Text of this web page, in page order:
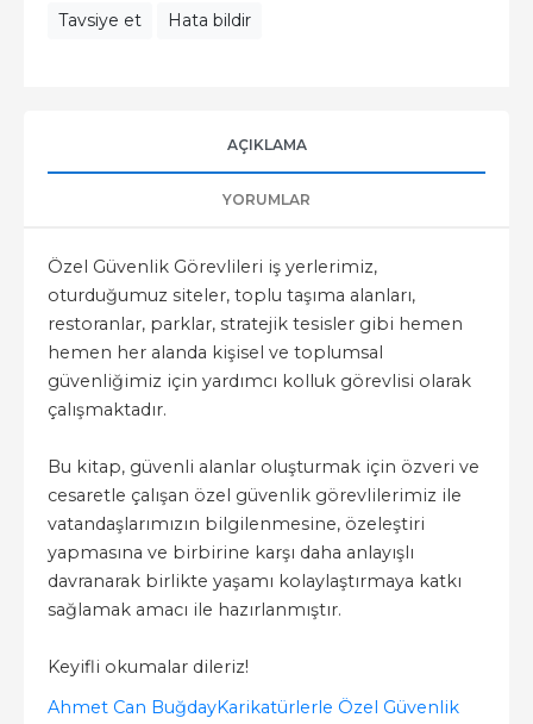
Tavsiye et Hata bildir
AÇIKLAMA
YORUMLAR
Özel Güvenlik Görevlileri iş yerlerimiz,
oturduğumuz siteler, toplu taşıma alanları,
restoranlar, parklar, stratejik tesisler gibi hemen
hemen her alanda kişisel ve toplumsal
güvenliğimiz için yardımcı kolluk görevlisi olarak
çalışmaktadır.
Bu kitap, güvenli alanlar oluşturmak için özveri ve
cesaretle çalışan özel güvenlik görevlilerimiz ile
vatandaşlarımızın bilgilenmesine, özeleştiri
yapmasına ve birbirine karşı daha anlayışlı
davranarak birlikte yaşamı kolaylaştırmaya katkı
sağlamak amacı ile hazırlanmıştır.
Keyifli okumalar dileriz!
Ahmet Can BuğdayKarikatürlerle Özel Güvenlik